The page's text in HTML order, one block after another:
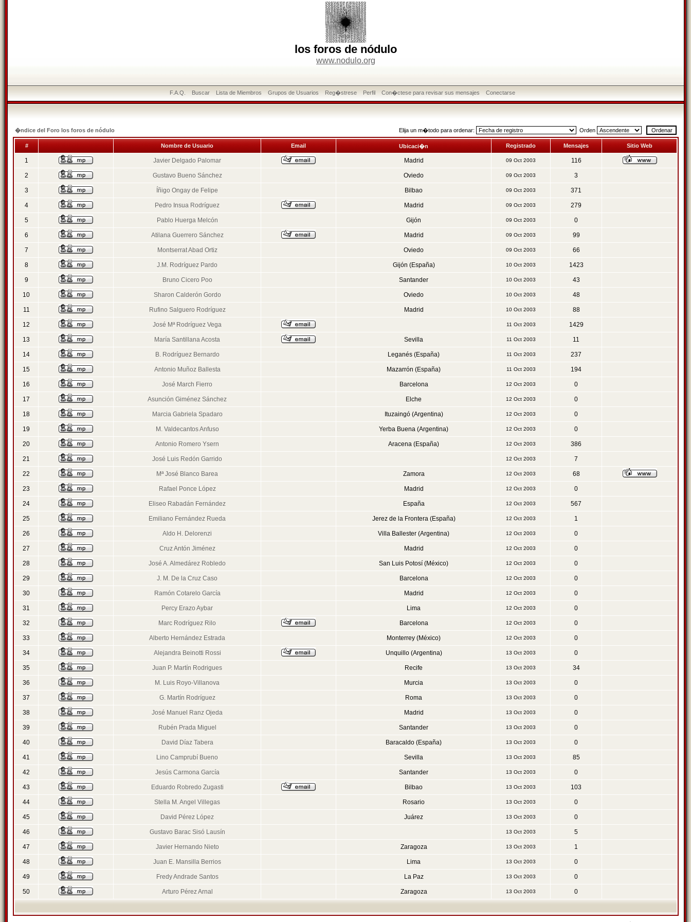
los foros de nódulo
www.nodulo.org
F.A.Q. Buscar Lista de Miembros Grupos de Usuarios Reg�strese Perfil Con�ctese para revisar sus mensajes Conectarse
�ndice del Foro los foros de nódulo Elija un m�todo para ordenar: Orden
# Nombre de Usuario Email Ubicaci�n Registrado Mensajes Sitio Web
1 Javier Delgado Palomar Madrid 09 Oct 2003 116
2 Gustavo Bueno Sánchez Oviedo 09 Oct 2003 3
3 Íñigo Ongay de Felipe Bilbao 09 Oct 2003 371
4 Pedro Insua Rodríguez Madrid 09 Oct 2003 279
5 Pablo Huerga Melcón Gijón 09 Oct 2003 0
6 Atilana Guerrero Sánchez Madrid 09 Oct 2003 99
7 Montserrat Abad Ortiz Oviedo 09 Oct 2003 66
8 J.M. Rodríguez Pardo Gijón (España) 10 Oct 2003 1423
9 Bruno Cicero Poo Santander 10 Oct 2003 43
10 Sharon Calderón Gordo Oviedo 10 Oct 2003 48
11 Rufino Salguero Rodríguez Madrid 10 Oct 2003 88
12 José Mª Rodríguez Vega 11 Oct 2003 1429
13 María Santillana Acosta Sevilla 11 Oct 2003 11
14 B. Rodríguez Bernardo Leganés (España) 11 Oct 2003 237
15 Antonio Muñoz Ballesta Mazarrón (España) 11 Oct 2003 194
16 José March Fierro Barcelona 12 Oct 2003 0
17 Asunción Giménez Sánchez Elche 12 Oct 2003 0
18 Marcia Gabriela Spadaro Ituzaingó (Argentina) 12 Oct 2003 0
19 M. Valdecantos Anfuso Yerba Buena (Argentina) 12 Oct 2003 0
20 Antonio Romero Ysern Aracena (España) 12 Oct 2003 386
21 José Luis Redón Garrido 12 Oct 2003 7
22 Mª José Blanco Barea Zamora 12 Oct 2003 68
23 Rafael Ponce López Madrid 12 Oct 2003 0
24 Eliseo Rabadán Fernández España 12 Oct 2003 567
25 Emiliano Fernández Rueda Jerez de la Frontera (España) 12 Oct 2003 1
26 Aldo H. Delorenzi Villa Ballester (Argentina) 12 Oct 2003 0
27 Cruz Antón Jiménez Madrid 12 Oct 2003 0
28 José A. Almedárez Robledo San Luis Potosí (México) 12 Oct 2003 0
29 J. M. De la Cruz Caso Barcelona 12 Oct 2003 0
30 Ramón Cotarelo García Madrid 12 Oct 2003 0
31 Percy Erazo Aybar Lima 12 Oct 2003 0
32 Marc Rodríguez Rilo Barcelona 12 Oct 2003 0
33 Alberto Hernández Estrada Monterrey (México) 12 Oct 2003 0
34 Alejandra Beinotti Rossi Unquillo (Argentina) 13 Oct 2003 0
35 Juan P. Martín Rodrigues Recife 13 Oct 2003 34
36 M. Luis Royo-Villanova Murcia 13 Oct 2003 0
37 G. Martín Rodríguez Roma 13 Oct 2003 0
38 José Manuel Ranz Ojeda Madrid 13 Oct 2003 0
39 Rubén Prada Miguel Santander 13 Oct 2003 0
40 David Díaz Tabera Baracaldo (España) 13 Oct 2003 0
41 Lino Camprubí Bueno Sevilla 13 Oct 2003 85
42 Jesús Carmona García Santander 13 Oct 2003 0
43 Eduardo Robredo Zugasti Bilbao 13 Oct 2003 103
44 Stella M. Angel Villegas Rosario 13 Oct 2003 0
45 David Pérez López Juárez 13 Oct 2003 0
46 Gustavo Barac Sisó Lausín 13 Oct 2003 5
47 Javier Hernando Nieto Zaragoza 13 Oct 2003 1
48 Juan E. Mansilla Berrios Lima 13 Oct 2003 0
49 Fredy Andrade Santos La Paz 13 Oct 2003 0
50 Arturo Pérez Arnal Zaragoza 13 Oct 2003 0